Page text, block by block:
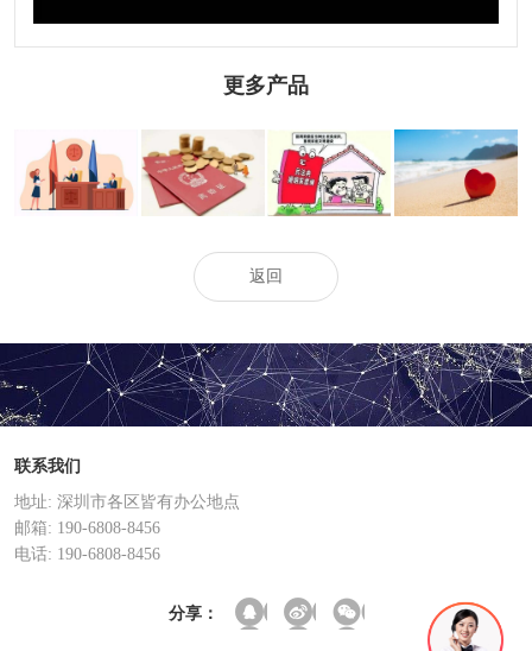
更多产品
深圳市出轨调
查：涉外离婚案
件适用哪国法律
深圳私家调查：
代书遗嘱效力是
怎样
深圳市私家侦
探：公证遗嘱手
续是怎样的
深圳侦探社：如
何界定遗弃家庭
成员
返回
联系我们
地址: 深圳市各区皆有办公地点
邮箱: 190-6808-8456
电话: 190-6808-8456
分享：